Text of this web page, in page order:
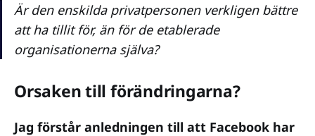
Är den enskilda privatpersonen verkligen bättre
att ha tillit för, än för de etablerade
organisationerna själva?
Orsaken till förändringarna?
Jag förstår anledningen till att Facebook har